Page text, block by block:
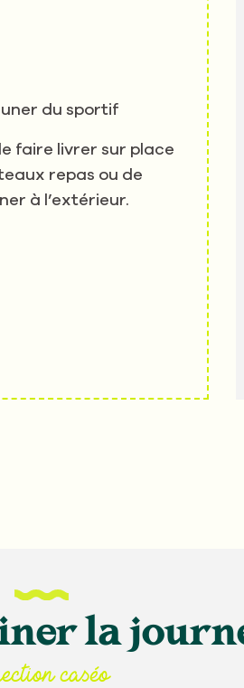
du sportif
faire livrer sur place
repas ou de
à l’extérieur.
la
caséo